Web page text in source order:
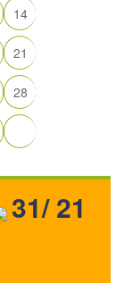
14
21
28
31/ 21